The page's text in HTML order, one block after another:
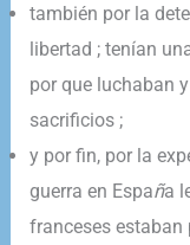
también por la
libertad ; tenían
por que luchaban
sacrificios ;
y por fin, por la
guerra en España
franceses estaban